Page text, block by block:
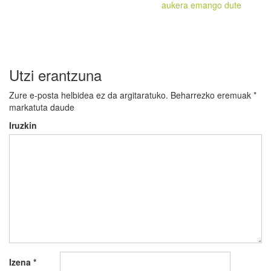
aukera emango dute
Utzi erantzuna
Zure e-posta helbidea ez da argitaratuko. Beharrezko eremuak *
markatuta daude
Iruzkin
Izena *